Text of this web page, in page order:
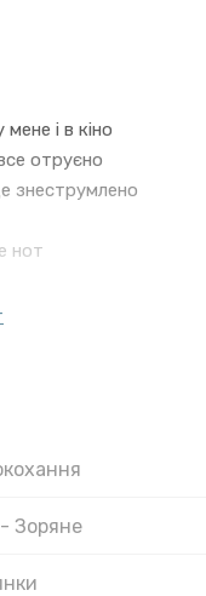
і в кіно
отруєно
знеструмлено
нот
і в кіно
- Зоряне